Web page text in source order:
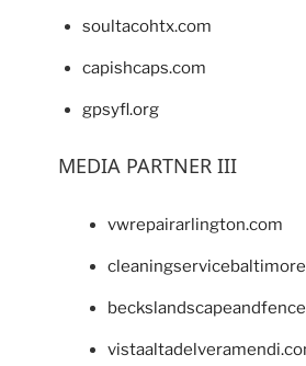
soultacohtx.com
capishcaps.com
gpsyfl.org
MEDIA PARTNER III
vwrepairarlington.com